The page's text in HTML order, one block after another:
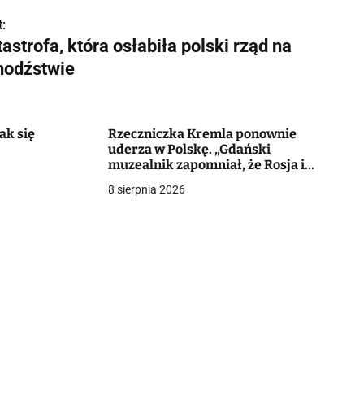
która osłabiła polski rząd na
się
Rzeczniczka Kremla ponownie
uderza w Polskę. „Gdański
muzealnik zapomniał, że Rosja i
granicę”
8 sierpnia 2026